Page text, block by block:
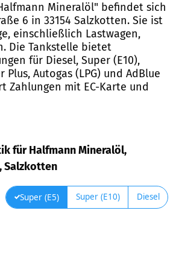
Mineralöl" befindet sich
6 in 33154 Salzkotten. Sie ist
einschließlich Lastwagen,
Die Tankstelle bietet
für Diesel, Super (E10),
Plus, Autogas (LPG) und AdBlue
Zahlungen mit EC-Karte und
für Halfmann Mineralöl,
Salzkotten
Super (E5) Super (E10) Diesel